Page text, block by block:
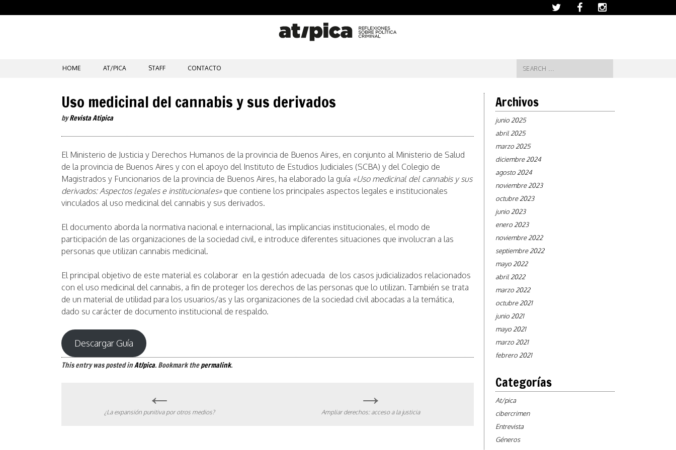
SKIP
HOME AT/PICA STAFF CONTACTO
Search
for:
Uso medicinal del cannabis y sus derivados
byRevista Atipica
El Ministerio de Justicia y Derechos Humanos de la provincia de Buenos Aires, en conjunto al Ministerio de Salud
de la provincia de Buenos Aires y con el apoyo del Instituto de Estudios Judiciales (SCBA) y del Colegio de
Magistrados y Funcionarios de la provincia de Buenos Aires, ha elaborado la guía «Uso medicinal del cannabis y sus
derivados: Aspectos legales e institucionales»que contiene los principales aspectos legales e institucionales
vinculados al uso medicinal del cannabis y sus derivados.
El documento aborda la normativa nacional e internacional, las implicancias institucionales, el modo de
participación de las organizaciones de la sociedad civil, e introduce diferentes situaciones que involucran a las
personas que utilizan cannabis medicinal.
El principal objetivo de este material es colaborar en la gestión adecuada de los casos judicializados relacionados
con el uso medicinal del cannabis, a fin de proteger los derechos de las personas que lo utilizan. También se trata
de un material de utilidad para los usuarios/as y las organizaciones de la sociedad civil abocadas a la temática,
dado su carácter de documento institucional de respaldo.
Descargar Guía
This entry was posted inAt/pica. Bookmark thepermalink.
navigation
←
¿La expansión punitiva por otros medios?
→
Ampliar derechos: acceso a la justicia
Archivos
junio 2025
abril 2025
marzo 2025
diciembre 2024
agosto 2024
noviembre 2023
octubre 2023
junio 2023
enero 2023
noviembre 2022
septiembre 2022
mayo 2022
abril 2022
marzo 2022
octubre 2021
junio 2021
mayo 2021
marzo 2021
febrero 2021
Categorías
At/pica
cibercrimen
Entrevista
Géneros